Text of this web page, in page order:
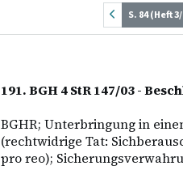
S. 84 (Heft
191. BGH 4 StR 147/03 -
BGHR; Unterbringung in
(rechtwidrige Tat:
pro reo);